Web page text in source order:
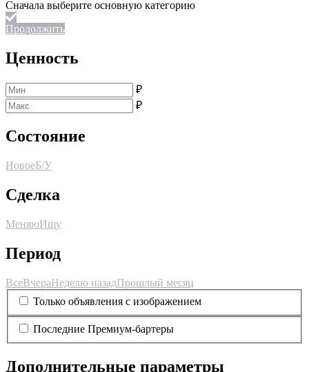
Продолжить
Ценность
₽
₽
Состояние
НовоеБ/У
Сделка
МеняюИщу
Период
ВсеВчераНеделю назадПрошлый месяц
Только объявления с изображением
Последние Премиум-бартеры
Дополнительные параметры